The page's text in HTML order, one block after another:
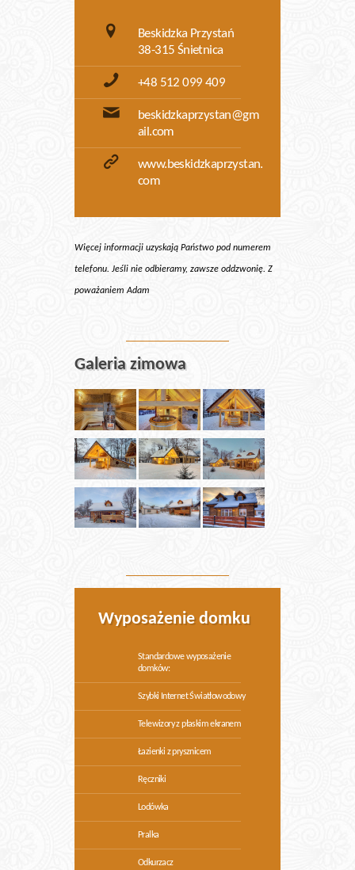
Beskidzka Przystań
38-315 Śnietnica
+48 512 099 409
beskidzkaprzystan@gm
ail.com
www.beskidzkaprzystan.
com
Więcej informacji uzyskają Państwo pod numerem
telefonu. Jeśli nie odbieramy, zawsze oddzwonię. Z
poważaniem Adam
Galeria zimowa
Wyposażenie domku
Standardowe wyposażenie
domków:
Szybki Internet Światłowodowy
Telewizory z płaskim ekranem
Łazienki z prysznicem
Ręczniki
Lodówka
Pralka
Odkurzacz